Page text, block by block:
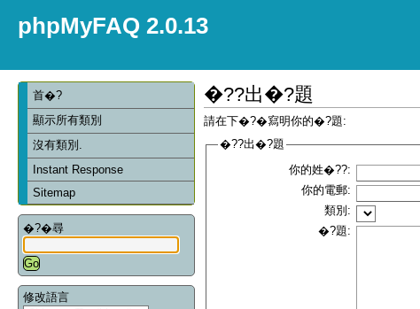
phpMyFAQ 2.0.13
首�?
顯示所有類別
沒有類別.
Instant Response
Sitemap
�?�尋
修改語言
�??出�?題
請在下�?�寫明你的�?題:
�??出�?題
你的姓�??:
你的電郵:
類別:
�?題: